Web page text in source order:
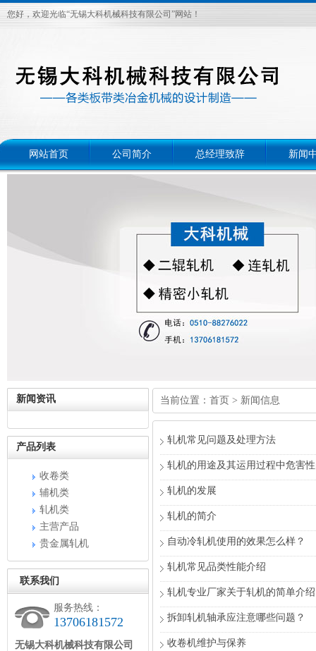
您好，欢迎光临“无锡大科机械科技有限公司”网站！
网站首页 公司简介 总经理致辞 新闻
新闻资讯
产品列表
收卷类
辅机类
轧机类
主营产品
贵金属轧机
联系我们
服务热线：
13706181572
无锡大科机械科技有限公司
当前位置： 首页 > 新闻信息
轧机常见问题及处理方法
轧机的用途及其运用过程中危害
轧机的发展
轧机的简介
自动冷轧机使用的效果怎么样？
轧机常见品类性能介绍
轧机专业厂家关于轧机的简单介绍
拆卸轧机轴承应注意哪些问题？
收卷机维护与保养